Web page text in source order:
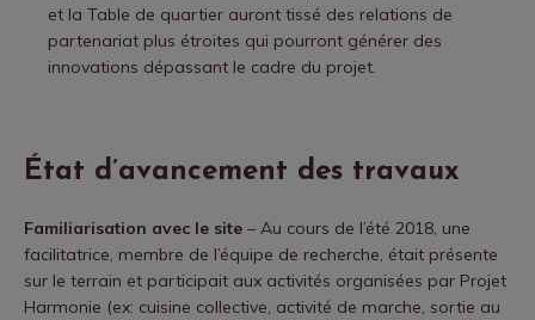
et la Table de quartier auront tissé des relations de
partenariat plus étroites qui pourront générer des
innovations dépassant le cadre du projet.
État d’avancement des travaux
Familiarisation avec le site – Au cours de l’été 2018, une
facilitatrice, membre de l’équipe de recherche, était présente
sur le terrain et participait aux activités organisées par Projet
Harmonie (ex: cuisine collective, activité de marche, sortie au